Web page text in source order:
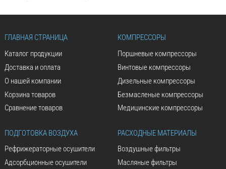
ГЛАВНАЯ СТРАНИЦА
Каталог продукции
Доставка и оплата
О нашей компании
Корзина товаров
Сравнение товаров
КОМПРЕССОРЫ
Поршневые компрессоры
Винтовые компрессоры
Дизельные компрессоры
Безмасленые компрессоры
Медицинские компрессоры
ПОДГОТОВКА ВОЗДУХА
Рефрижераторные осушители
Адсорбционные осушители
РАСХОДНЫЕ МАТЕРИАЛЫ
Воздушные фильтры
Масляные фильтры